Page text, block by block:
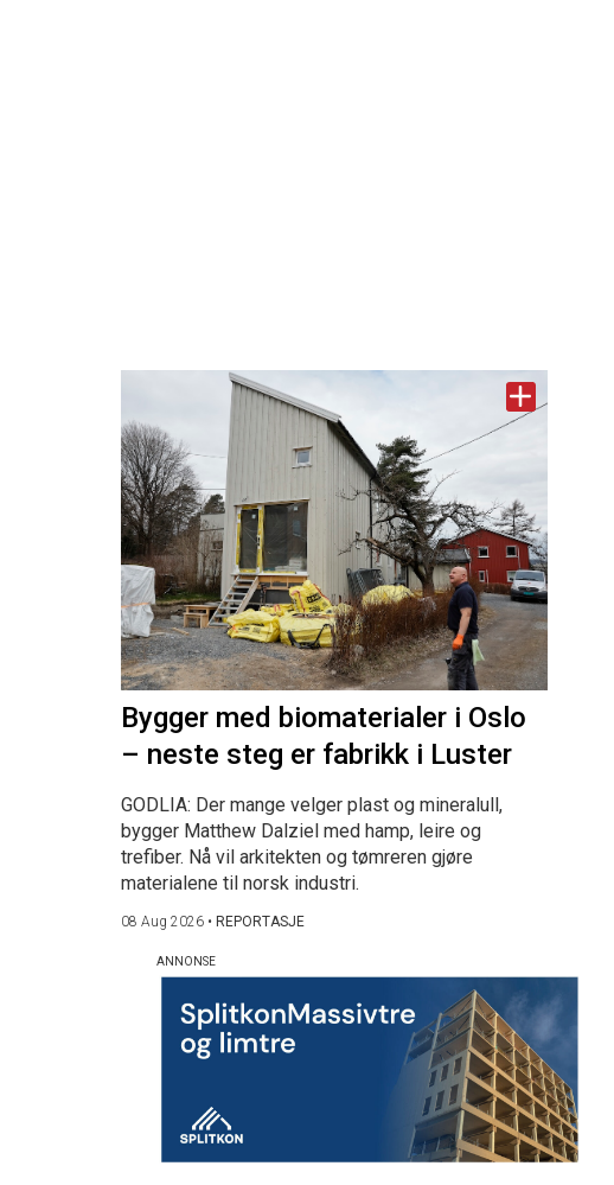
Bygger med biomaterialer i Oslo
– neste steg er fabrikk i Luster
GODLIA: Der mange velger plast og mineralull,
bygger Matthew Dalziel med hamp, leire og
trefiber. Nå vil arkitekten og tømreren gjøre
materialene til norsk industri.
08 Aug 2026 • REPORTASJE